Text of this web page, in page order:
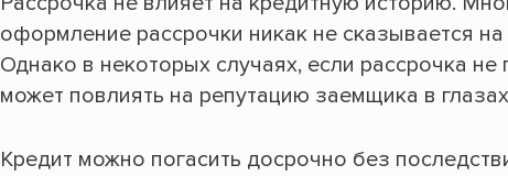
оформление рассрочки никак не сказывается на
Однако в некоторых случаях, если рассрочка не
может повлиять на репутацию заемщика в
Кредит можно погасить досрочно без